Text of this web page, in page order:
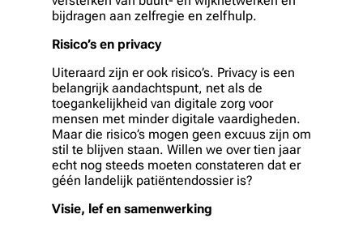
bijdragen aan zelfregie en zelfhulp.
Risico’s en privacy
Uiteraard zijn er ook risico’s. Privacy is een
belangrijk aandachtspunt, net als de
toegankelijkheid van digitale zorg voor
mensen met minder digitale vaardigheden.
Maar die risico’s mogen geen excuus zijn om
stil te blijven staan. Willen we over tien jaar
echt nog steeds moeten constateren dat er
géén landelijk patiëntendossier is?
Visie, lef en samenwerking